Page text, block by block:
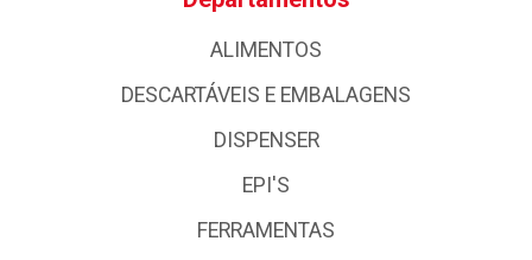
ALIMENTOS
DESCARTÁVEIS E EMBALAGENS
DISPENSER
EPI'S
FERRAMENTAS